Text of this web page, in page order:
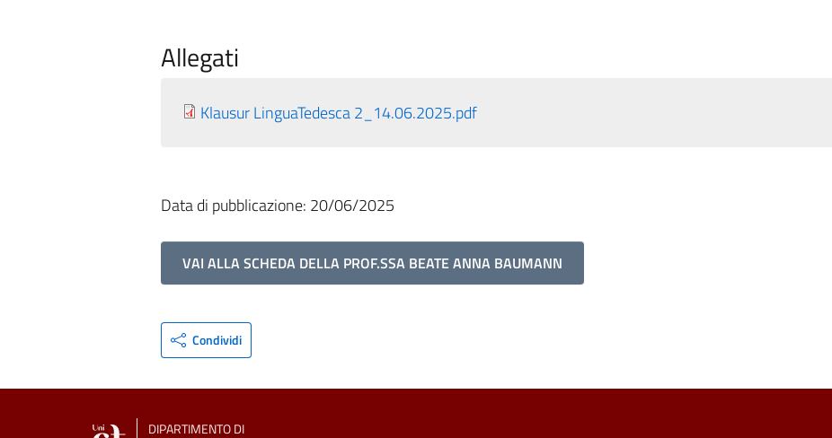
Allegati
Klausur LinguaTedesca 2_14.06.2025.pdf
Data di pubblicazione: 20/06/2025
VAI ALLA SCHEDA DELLA PROF.SSA BEATE ANNA BAUMANN
Condividi
DIPARTIMENTO DI